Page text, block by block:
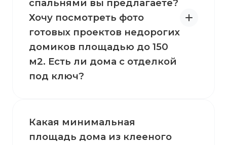
спальнями вы предлагаете?
Хочу посмотреть фото
готовых проектов недорогих
домиков площадью до 150
м2. Есть ли дома с отделкой
под ключ?
Какая минимальная
площадь дома из клееного